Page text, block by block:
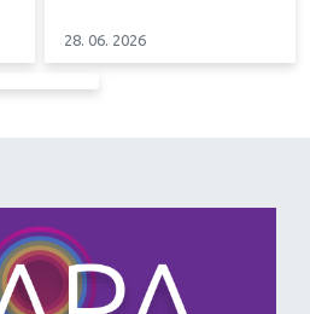
28. 06. 2026